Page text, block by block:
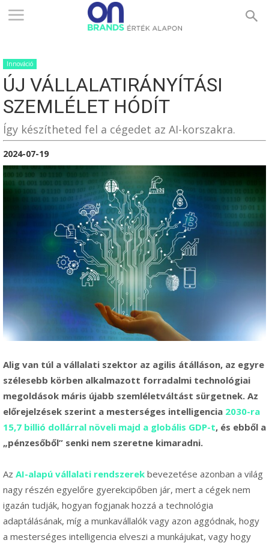
ONBRANDS
–
ALAPON
Innováció
ÚJ VÁLLALATIRÁNYÍTÁSI
SZEMLÉLET HÓDÍT
Így készítheted fel a cégedet az AI-korszakra.
2024-07-19
Alig van túl a vállalati szektor az agilis átálláson, az egyre
szélesebb körben alkalmazott forradalmi technológiai
megoldások máris újabb szemléletváltást sürgetnek. Az
előrejelzések szerint a mesterséges intelligencia 2030-ra
15,7 billió dollárral növeli majd a globális GDP-t, és ebből a
„pénzesőből” senki nem szeretne kimaradni.
Az AI-alapú vállalati rendszerek bevezetése azonban a világ
nagy részén egyelőre gyerekcipőben jár, mert a cégek nem
igazán tudják, hogyan fogjanak hozzá a technológia
adaptálásának, míg a munkavállalók vagy azon aggódnak, hogy
a mesterséges intelligencia elveszi a munkájukat, vagy hogy